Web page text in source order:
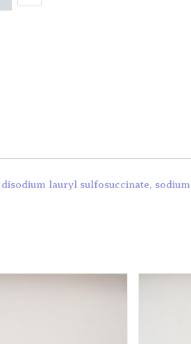
lauryl sulfosuccinate,